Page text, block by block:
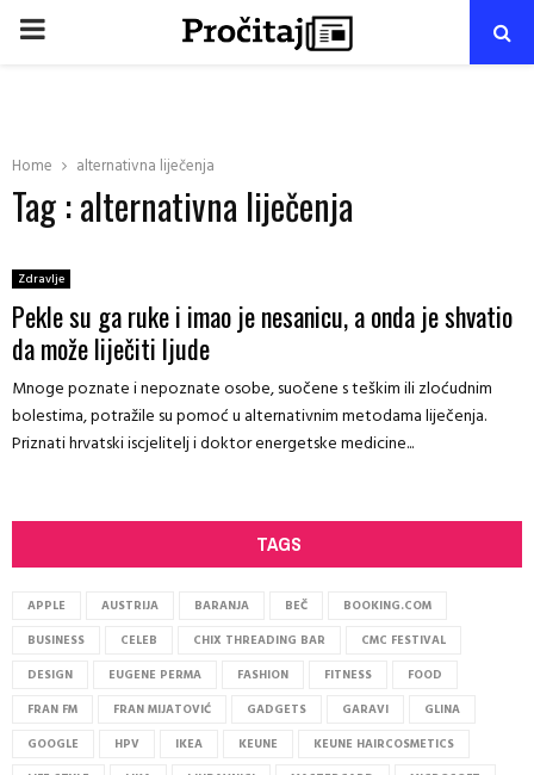
PRIMARY
Home alternativna liječenja
Tag : alternativna liječenja
Zdravlje
Pekle su ga ruke i imao je nesanicu, a onda je shvatio
da može liječiti ljude
Mnoge poznate i nepoznate osobe, suočene s teškim ili zloćudnim
bolestima, potražile su pomoć u alternativnim metodama liječenja.
Priznati hrvatski iscjelitelj i doktor energetske medicine...
TAGS
APPLE AUSTRIJA BARANJA BEČ
BOOKING.COM
BUSINESS
CELEB CHIX THREADING BAR
CMC FESTIVAL
DESIGN
EUGENE PERMA FASHION FITNESS
FOOD
FRAN FM
FRAN MIJATOVIĆ GADGETS GARAVI
GLINA
GOOGLE
HPV IKEA KEUNE
KEUNE HAIRCOSMETICS